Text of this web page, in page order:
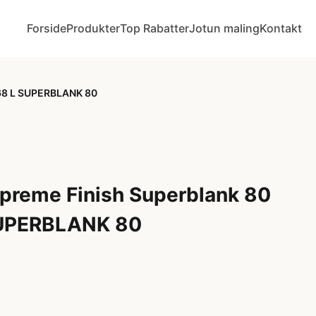
ForsideProdukterTop RabatterJotun malingKontakt
SUPERBLANK 80
Finish Superblank 80
80